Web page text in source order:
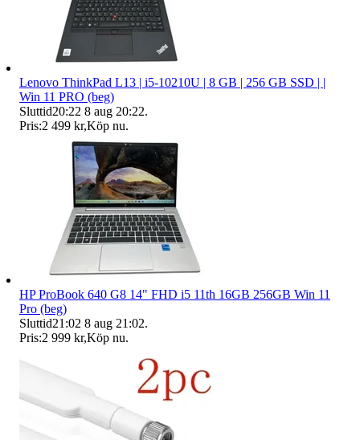
Lenovo ThinkPad L13 | i5-10210U | 8 GB | 256 GB SSD | |
Win 11 PRO (beg)
Sluttid20:22 8 aug 20:22.
Pris:2 499 kr,Köp nu.
HP ProBook 640 G8 14" FHD i5 11th 16GB 256GB Win 11
Pro (beg)
Sluttid21:02 8 aug 21:02.
Pris:2 999 kr,Köp nu.